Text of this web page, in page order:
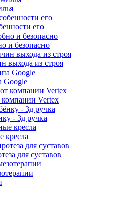
его
и безопасно
выхода из строя
Google
Vertex
- 3д ручка
кресла
для суставов